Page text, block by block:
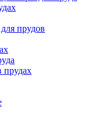
прудов
прудах